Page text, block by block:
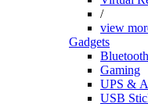
/
view
Gadgets
Bluetooth
Gaming
UPS &
USB